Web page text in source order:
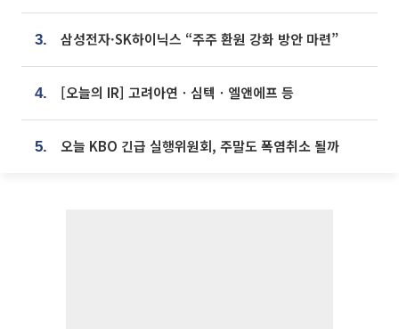
3. 삼성전자·SK하이닉스 “주주 환원 강화 방안 마련”
4. [오늘의 IR] 고려아연ㆍ심텍ㆍ엘앤에프 등
5. 오늘 KBO 긴급 실행위원회, 주말도 폭염취소 될까